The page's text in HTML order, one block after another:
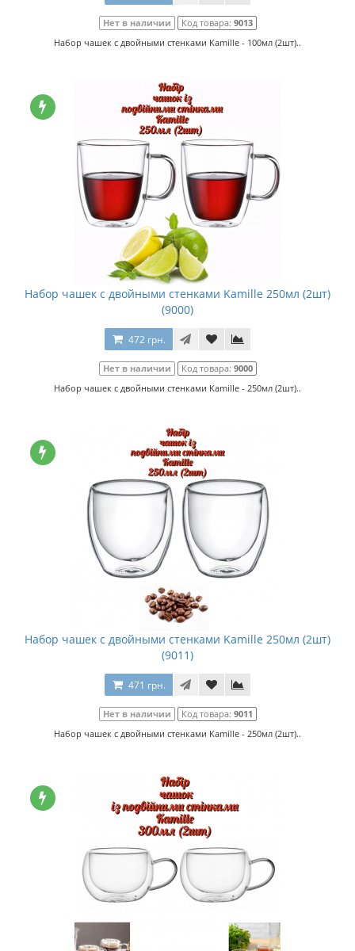
Нет в наличии Код товара: 9013
Набор чашек с двойными стенками Kamille - 100мл (2шт)..
Набор чашек с двойными стенками Kamille 250мл (2шт)
(9000)
472 грн.
Нет в наличии Код товара: 9000
Набор чашек с двойными стенками Kamille - 250мл (2шт)..
Набор чашек с двойными стенками Kamille 250мл (2шт)
(9011)
471 грн.
Нет в наличии Код товара: 9011
Набор чашек с двойными стенками Kamille - 250мл (2шт)..